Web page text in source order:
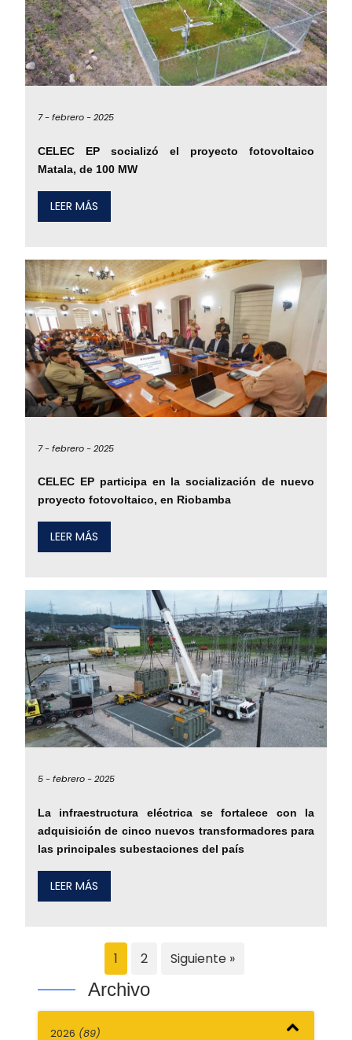
7 -febrero -2025
CELEC EP socializó el proyecto fotovoltaico
Matala, de 100 MW
LEER MÁS
7 -febrero -2025
CELEC EP participa en la socialización de nuevo
proyecto fotovoltaico, en Riobamba
LEER MÁS
5 -febrero -2025
La infraestructura eléctrica se fortalece con la
adquisición de cinco nuevos transformadores para
las principales subestaciones del país
LEER MÁS
1 2 Siguiente »
Archivo
2026 (89)